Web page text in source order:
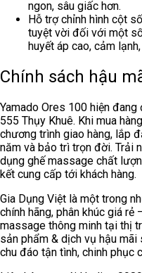
ngon, sâu giấc hơn.
Hỗ trợ chỉnh hình cột
tuyệt vời đối với một
huyết áp cao, cảm
Chính sách hậu
Yamado Ores 100 hiện
555 Thụy Khuê. Khi mua
chương trình giao hàng, lắp
năm và bảo trì trọn đời. Trải
dụng ghế massage chất
kết cung cấp tới khách hàng.
Gia Dụng Việt là một trong
chính hãng, phân khúc giá
massage thông minh tại thị
sản phẩm & dịch vụ hậu mãi
chu đáo tận tình, chinh phục